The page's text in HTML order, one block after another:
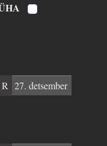
R 27. detsember